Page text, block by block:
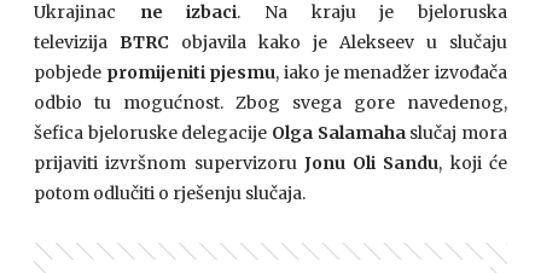
Ukrajinac ne izbaci. Na kraju je bjeloruska
televizija BTRC objavila kako je Alekseev u slučaju
pobjede promijeniti pjesmu, iako je menadžer izvođača
odbio tu mogućnost. Zbog svega gore navedenog,
šefica bjeloruske delegacije Olga Salamaha slučaj mora
prijaviti izvršnom supervizoru Jonu Oli Sandu, koji će
potom odlučiti o rješenju slučaja.